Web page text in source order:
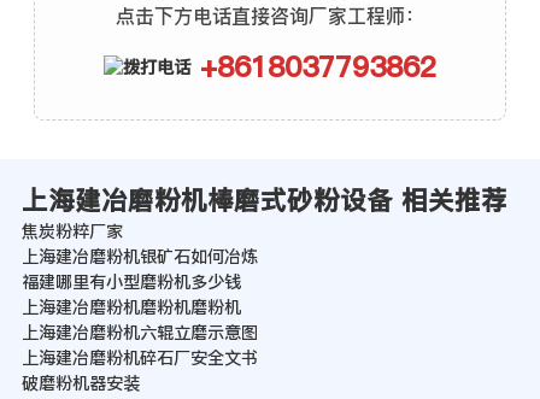
点击下方电话直接咨询厂家工程师：
+8618037793862
上海建冶磨粉机棒磨式砂粉设备 相关推荐
焦炭粉粹厂家
上海建冶磨粉机银矿石如何冶炼
福建哪里有小型磨粉机多少钱
上海建冶磨粉机磨粉机磨粉机
上海建冶磨粉机六辊立磨示意图
上海建冶磨粉机碎石厂安全文书
破磨粉机器安装